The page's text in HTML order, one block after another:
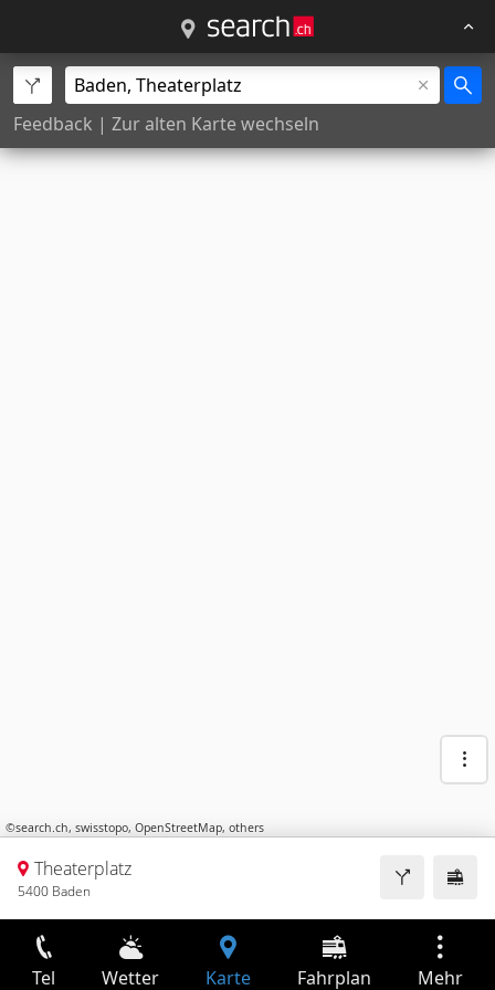
Feedback | Zur alten Karte wechseln
©search.ch, swisstopo, OpenStreetMap, others
Theaterplatz
5400 Baden
Tel Wetter Karte Fahrplan Mehr